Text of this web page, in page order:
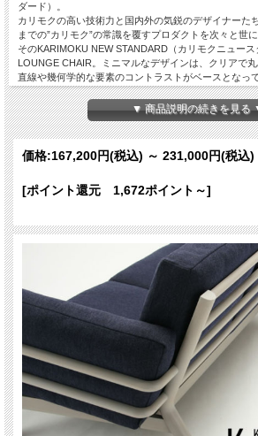
ダード）。
カリモクの高い技術力と国内外の気鋭のデザイナーた
までの”カリモク”の常識を覆すプロダクトを次々と世に
そのKARIMOKU NEW STANDARD（カリモクニュー
LOUNGE CHAIR。ミニマルなデザインは、クリアで
直線や幾何学的な要素のコントラストがベースとなっ
としたプロポーションが体にフィットし、しっかりと
地と相まって、このチェアの座り心地は格別なものと
ブルとセットで使用するのにも適しているゆったりな
ェ、ワークスペースからリビングルームまで、さまざ
す。張地は高品質な布地から選択でき、ベースはサス
た国産ナラ材で作られています。
ください（ランクによって価格が変わります）。
▼ 商品説明の続きを見る
価格:167,200円(税込) ～ 231,000円(税込)
[ポイント還元 1,672ポイント～]